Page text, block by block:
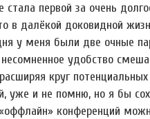
первой за очень
в далёкой доковидной
у меня были две очные
несомненное удобство
круг
уже и не помню, но я бы
конференций